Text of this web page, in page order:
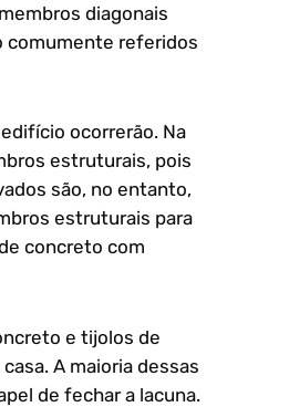
diagonais
comumente referidos
ocorrerão. Na
estruturais, pois
são, no entanto,
estruturais para
concreto com
e tijolos de
A maioria dessas
de fechar a lacuna.